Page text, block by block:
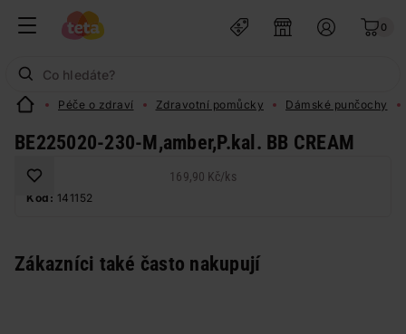
0
Péče o zdraví Zdravotní pomůcky Dámské punčochy
BE225020-230-M,amber,P.kal. BB CREAM
169,90 Kč/ks
Kód: 141152
Zákazníci také často nakupují